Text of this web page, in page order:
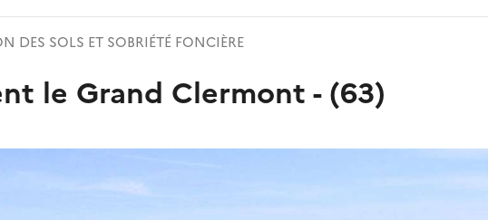
DES SOLS ET SOBRIÉTÉ FONCIÈRE
le Grand Clermont - (63)